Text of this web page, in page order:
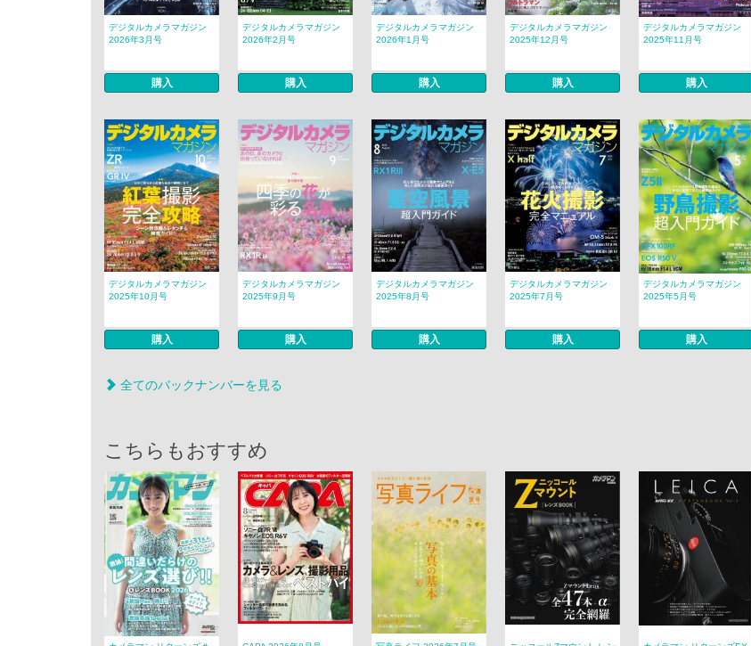
デジタルカメラマガジン
2026年3月号
購入
デジタルカメラマガジン
2026年2月号
購入
デジタルカメラマガジン
2026年1月号
購入
デジタルカメラマガジン
2025年12月号
購入
デジタルカメラマガジン
2025年11月号
購入
デジタルカメラマガジン
2025年10月号
購入
デジタルカメラマガジン
2025年9月号
購入
デジタルカメラマガジン
2025年8月号
購入
デジタルカメラマガジン
2025年7月号
購入
デジタルカメラマガジン
2025年5月号
購入
全てのバックナンバーを見る
こちらもおすすめ